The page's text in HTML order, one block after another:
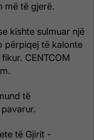
më të gjerë.
kishte sulmuar një
përpiqej të kalonte
CENTCOM
të
të Gjirit -